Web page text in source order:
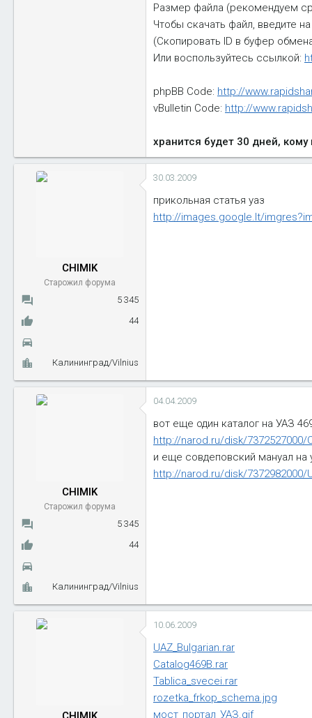
Размер файла (рекомендуем
Чтобы скачать файл, введите
(Скопировать ID в буфер
Или воспользуйтесь ссылкой:
phpBB Code: http://
vBulletin Code: http://
хранится будет 30 дней,
CHIMIK
Старожил форума
5 345
44
Калининград/Vilnius
30.03.2009
прикольная статья уаз
http://images.google.lt/
CHIMIK
Старожил форума
5 345
44
Калининград/Vilnius
04.04.2009
вот еще один каталог на УАЗ
http://narod.ru/disk/7372527000/
и еще совдеповский мануал на
http://narod.ru/disk/7372982000/
10.06.2009
UAZ_Bulgarian.rar
Catalog469B.rar
Tablica_svecei.rar
rozetka_frkop_schema.jpg
мост_портал_УАЗ.gif